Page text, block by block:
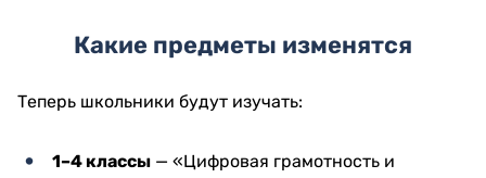
Какие предметы изменятся
Теперь школьники будут изучать:
1–4 классы — «Цифровая грамотность и